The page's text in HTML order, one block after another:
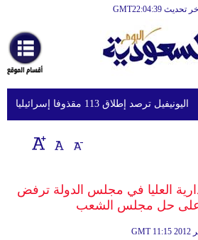
آخر تحديث GMT22:04:39
أخبارعاجلة
رياضة
ثقافة
إقتصاد
وموسيقى
ترصد إطلاق 113 مقذوفا إسرائيليا على لبنان خلال يوم واحد
العليا في مجلس الدولة ترفض
على حل مجلس الشعب
GMT